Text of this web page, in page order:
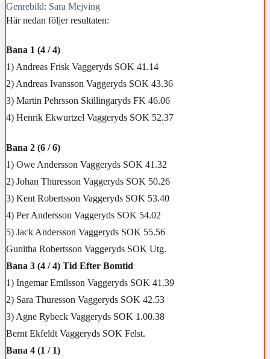
Genrebild: Sara Mejving
Här nedan följer resultaten:
Bana 1 (4 / 4)
1) Andreas Frisk Vaggeryds SOK 41.14
2) Andreas Ivansson Vaggeryds SOK 43.36
3) Martin Pehrsson Skillingaryds FK 46.06
4) Henrik Ekwurtzel Vaggeryds SOK 52.37
Bana 2 (6 / 6)
1) Owe Andersson Vaggeryds SOK 41.32
2) Johan Thuresson Vaggeryds SOK 50.26
3) Kent Robertsson Vaggeryds SOK 53.40
4) Per Andersson Vaggeryds SOK 54.02
5) Jack Andersson Vaggeryds SOK 55.56
Gunitha Robertsson Vaggeryds SOK Utg.
Bana 3 (4 / 4) Tid Efter Bomtid
1) Ingemar Emilsson Vaggeryds SOK 41.39
2) Sara Thuresson Vaggeryds SOK 42.53
3) Agne Rybeck Vaggeryds SOK 1.00.38
Bernt Ekfeldt Vaggeryds SOK Felst.
Bana 4 (1 / 1)